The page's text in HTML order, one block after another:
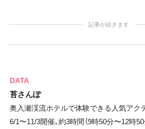
記事が続きます
DATA
苔さんぽ
奥入瀬渓流ホテルで体験できる人気アク
6/1〜11/3開催、約3時間（9時50分〜12時50